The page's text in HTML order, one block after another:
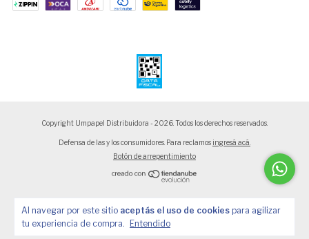
Al navegar por este sitio aceptás el uso de cookies para agilizar
tu experiencia de compra.
Entendido
Copyright Umpapel Distribuidora - 2026. Todos los derechos reservados.
Defensa de las y los consumidores. Para reclamos ingresá acá.
Botón de arrepentimiento